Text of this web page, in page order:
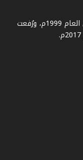
تأسست جامعة النيل الأبيض ككلية خاصة في العام 1999م، ورُفعت